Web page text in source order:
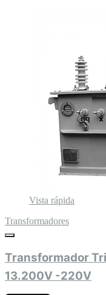
Vista rápida
Transformadores
Transformador
13.200V -220V